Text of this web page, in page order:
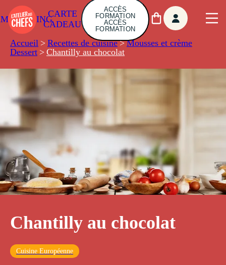
CARTE
CADEAU
ACCÈS
FORMATION
ACCÈS
FORMATION
Accueil > Recettes de cuisine > Mousses et crème
Dessert > Chantilly au chocolat
Chantilly au chocolat
Cuisine Européenne